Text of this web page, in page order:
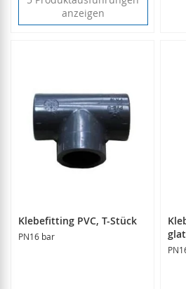
anzeigen
Klebefitting PVC, T-Stück
PN16 bar